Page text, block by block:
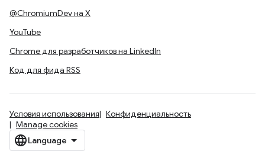
@ChromiumDev на X
YouTube
Chrome для разработчиков на LinkedIn
Код для фида RSS
Условия использования
Конфиденциальность
Manage cookies